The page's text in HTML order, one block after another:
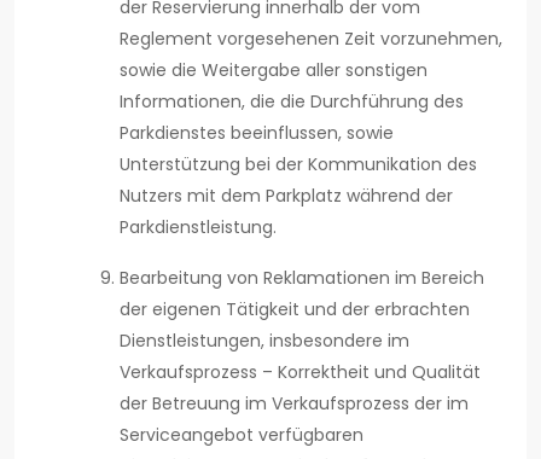
der Reservierung innerhalb der vom
Reglement vorgesehenen Zeit vorzunehmen,
sowie die Weitergabe aller sonstigen
Informationen, die die Durchführung des
Parkdienstes beeinflussen, sowie
Unterstützung bei der Kommunikation des
Nutzers mit dem Parkplatz während der
Parkdienstleistung.
Bearbeitung von Reklamationen im Bereich
der eigenen Tätigkeit und der erbrachten
Dienstleistungen, insbesondere im
Verkaufsprozess – Korrektheit und Qualität
der Betreuung im Verkaufsprozess der im
Serviceangebot verfügbaren